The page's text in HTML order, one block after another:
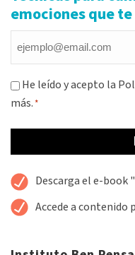
emociones que
Consentimiento
*
He leído y acepto la
más.*
Alternative:
Descarga el e-book
Accede a contenido